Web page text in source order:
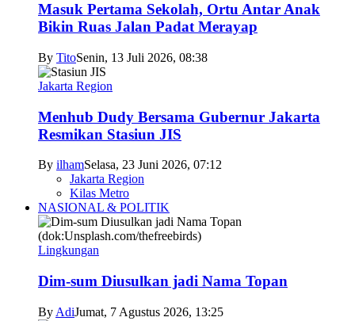
Masuk Pertama Sekolah, Ortu Antar Anak
Bikin Ruas Jalan Padat Merayap
By TitoSenin, 13 Juli 2026, 08:38
Jakarta Region
Menhub Dudy Bersama Gubernur Jakarta
Resmikan Stasiun JIS
By ilhamSelasa, 23 Juni 2026, 07:12
Jakarta Region
Kilas Metro
NASIONAL & POLITIK
Lingkungan
Dim-sum Diusulkan jadi Nama Topan
By AdiJumat, 7 Agustus 2026, 13:25